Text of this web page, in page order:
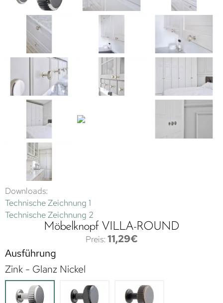
Downloads:
Technische Zeichnung 1
Technische Zeichnung 2
Möbelknopf VILLA-ROUND
11,29€
Ausführung
Zink - Glanz Nickel